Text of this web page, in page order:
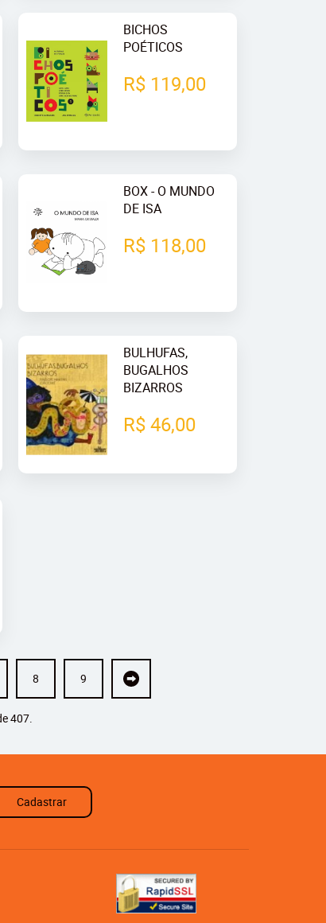
BICHOS
POÉTICOS
R$ 119,00
BOX - O MUNDO
DE ISA
R$ 118,00
BULHUFAS,
BUGALHOS
BIZARROS
R$ 46,00
8 9
407.
Cadastrar